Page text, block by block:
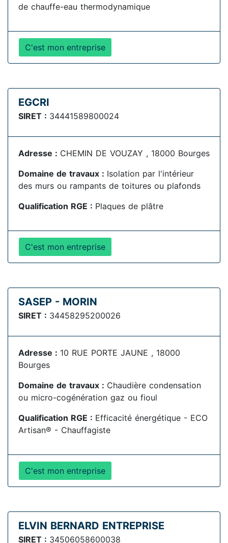
de chauffe-eau thermodynamique
C'est mon entreprise
EGCRI
SIRET : 34441589800024
Adresse : CHEMIN DE VOUZAY , 18000 Bourges
Domaine de travaux : Isolation par l'intérieur
des murs ou rampants de toitures ou plafonds
Qualification RGE : Plaques de plâtre
C'est mon entreprise
SASEP - MORIN
SIRET : 34458295200026
Adresse : 10 RUE PORTE JAUNE , 18000
Bourges
Domaine de travaux : Chaudière condensation
ou micro-cogénération gaz ou fioul
Qualification RGE : Efficacité énergétique - ECO
Artisan® - Chauffagiste
C'est mon entreprise
ELVIN BERNARD ENTREPRISE
SIRET : 34506058600038